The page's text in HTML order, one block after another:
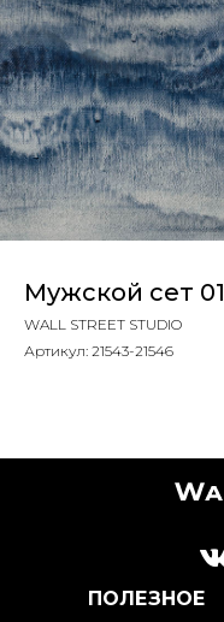
Мужской сет 01
WALL STREET STUDIO
Артикул: 21543-21546
ПОЛЕЗНОЕ